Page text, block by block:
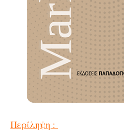
Περίληψη :